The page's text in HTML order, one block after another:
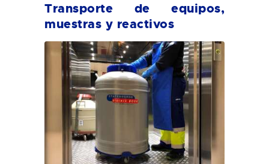
Transporte de equipos,
muestras y reactivos